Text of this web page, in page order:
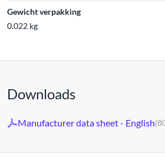
Gewicht verpakking
0.022 kg
Downloads
Manufacturer data sheet - English